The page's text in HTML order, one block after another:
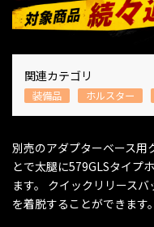
関連カテゴリ
装備品 ホルスター
別売のアダプターベース用
とで太腿に579GLSタイプ
ます。 クイックリリース
を着脱することができます。